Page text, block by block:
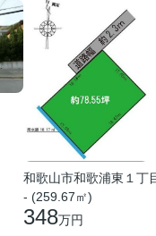
和歌山市和歌浦東１丁
- (259.67㎡)
348万円